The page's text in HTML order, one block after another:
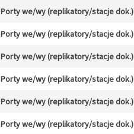
Porty we/wy (replikatory/stacje dok.)
Porty we/wy (replikatory/stacje dok.)
Porty we/wy (replikatory/stacje dok.)
Porty we/wy (replikatory/stacje dok.)
Porty we/wy (replikatory/stacje dok.)
Porty we/wy (replikatory/stacje dok.)